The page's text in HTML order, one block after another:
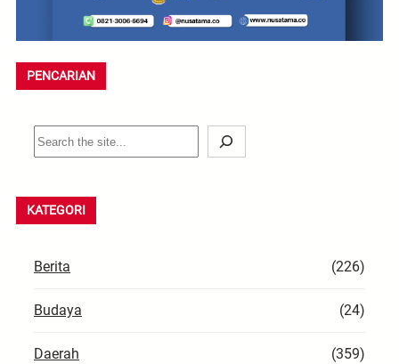
PENCARIAN
S
e
r
c
KATEGORI
Berita (226)
Budaya (24)
Daerah (359)